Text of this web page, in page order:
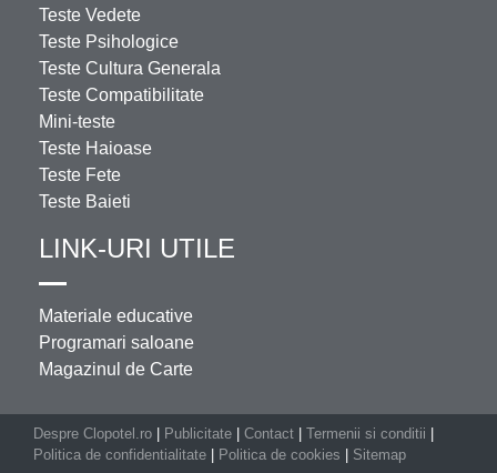
Teste Vedete
Teste Psihologice
Teste Cultura Generala
Teste Compatibilitate
Mini-teste
Teste Haioase
Teste Fete
Teste Baieti
LINK-URI UTILE
Materiale educative
Programari saloane
Magazinul de Carte
Despre Clopotel.ro Publicitate Contact Termenii si conditii
Politica de confidentialitate
Politica de cookies Sitemap